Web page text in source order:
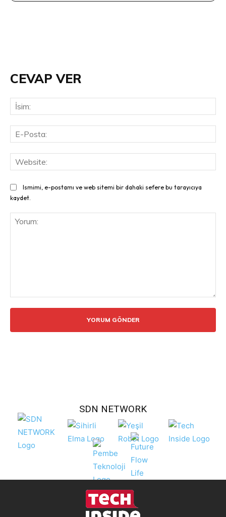
CEVAP VER
Ismimi, e-postamı ve web sitemi bir dahaki sefere bu tarayıcıya
kaydet.
SDN NETWORK